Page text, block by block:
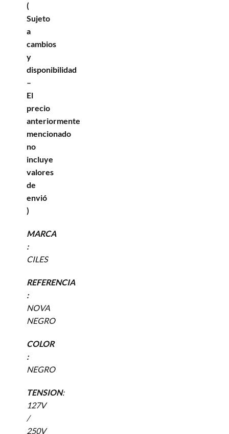
(
Sujeto
a
cambios
y
disponibilidad
–
El
precio
anteriormente
mencionado
no
incluye
valores
de
envió
)
MARCA
:
CILES
REFERENCIA
:
NOVA
NEGRO
COLOR
:
NEGRO
TENSION:
127V
/
250V